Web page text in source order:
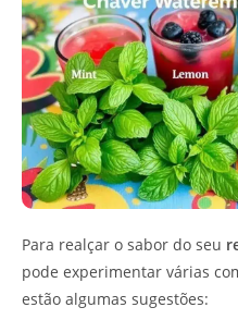
Para realçar o sabor do seu
pode experimentar várias
estão algumas sugestões: